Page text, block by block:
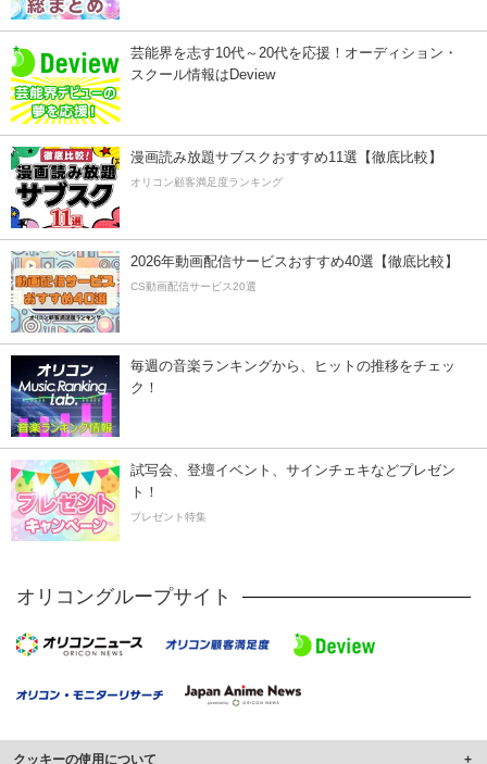
芸能界を志す10代～20代を応援！オーディション・
スクール情報はDeview
漫画読み放題サブスクおすすめ11選【徹底比較】
オリコン顧客満足度ランキング
2026年動画配信サービスおすすめ40選【徹底比較】
CS動画配信サービス20選
毎週の音楽ランキングから、ヒットの推移をチェッ
ク！
試写会、登壇イベント、サインチェキなどプレゼン
ト！
プレゼント特集
オリコングループサイト
クッキーの使用について